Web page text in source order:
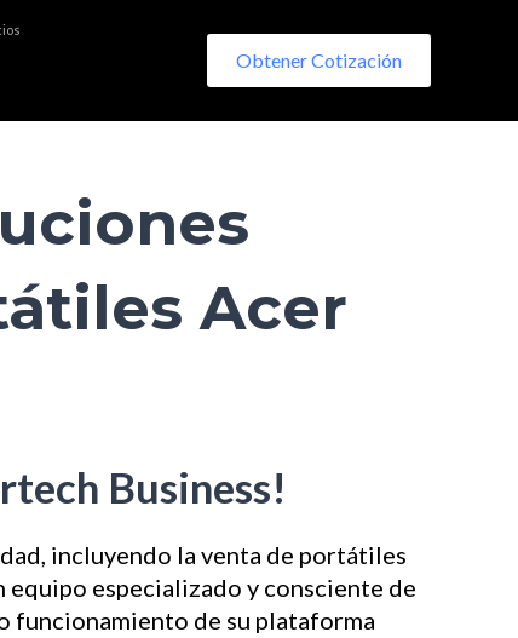
Obtener Cotización
Acer
Business!
incluyendo la venta de portátiles
especializado y consciente de
funcionamiento de su plataforma